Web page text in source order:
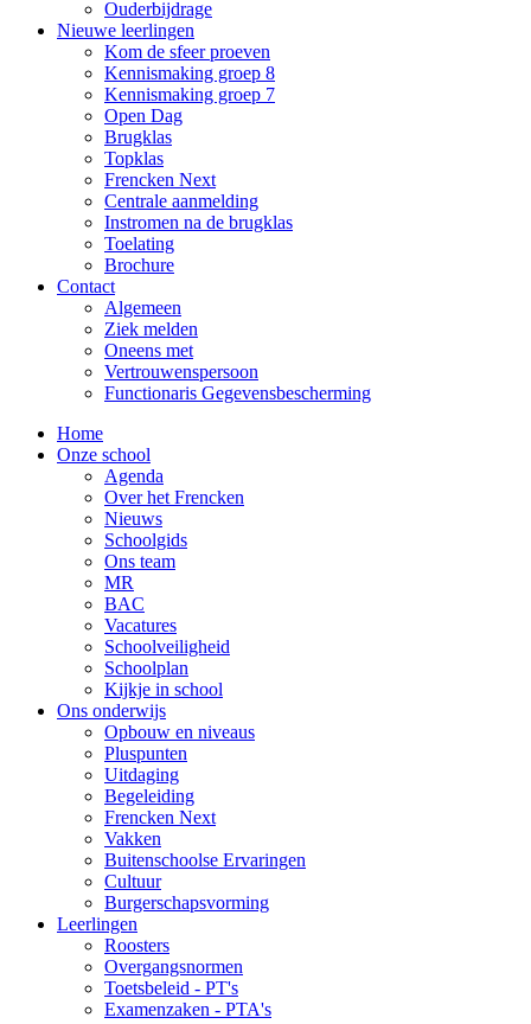
Ouderbijdrage
Nieuwe leerlingen
Kom de sfeer proeven
Kennismaking groep 8
Kennismaking groep 7
Open Dag
Brugklas
Topklas
Frencken Next
Centrale aanmelding
Instromen na de brugklas
Toelating
Brochure
Contact
Algemeen
Ziek melden
Oneens met
Vertrouwenspersoon
Functionaris Gegevensbescherming
Home
Onze school
Agenda
Over het Frencken
Nieuws
Schoolgids
Ons team
MR
BAC
Vacatures
Schoolveiligheid
Schoolplan
Kijkje in school
Ons onderwijs
Opbouw en niveaus
Pluspunten
Uitdaging
Begeleiding
Frencken Next
Vakken
Buitenschoolse Ervaringen
Cultuur
Burgerschapsvorming
Leerlingen
Roosters
Overgangsnormen
Toetsbeleid - PT's
Examenzaken - PTA's